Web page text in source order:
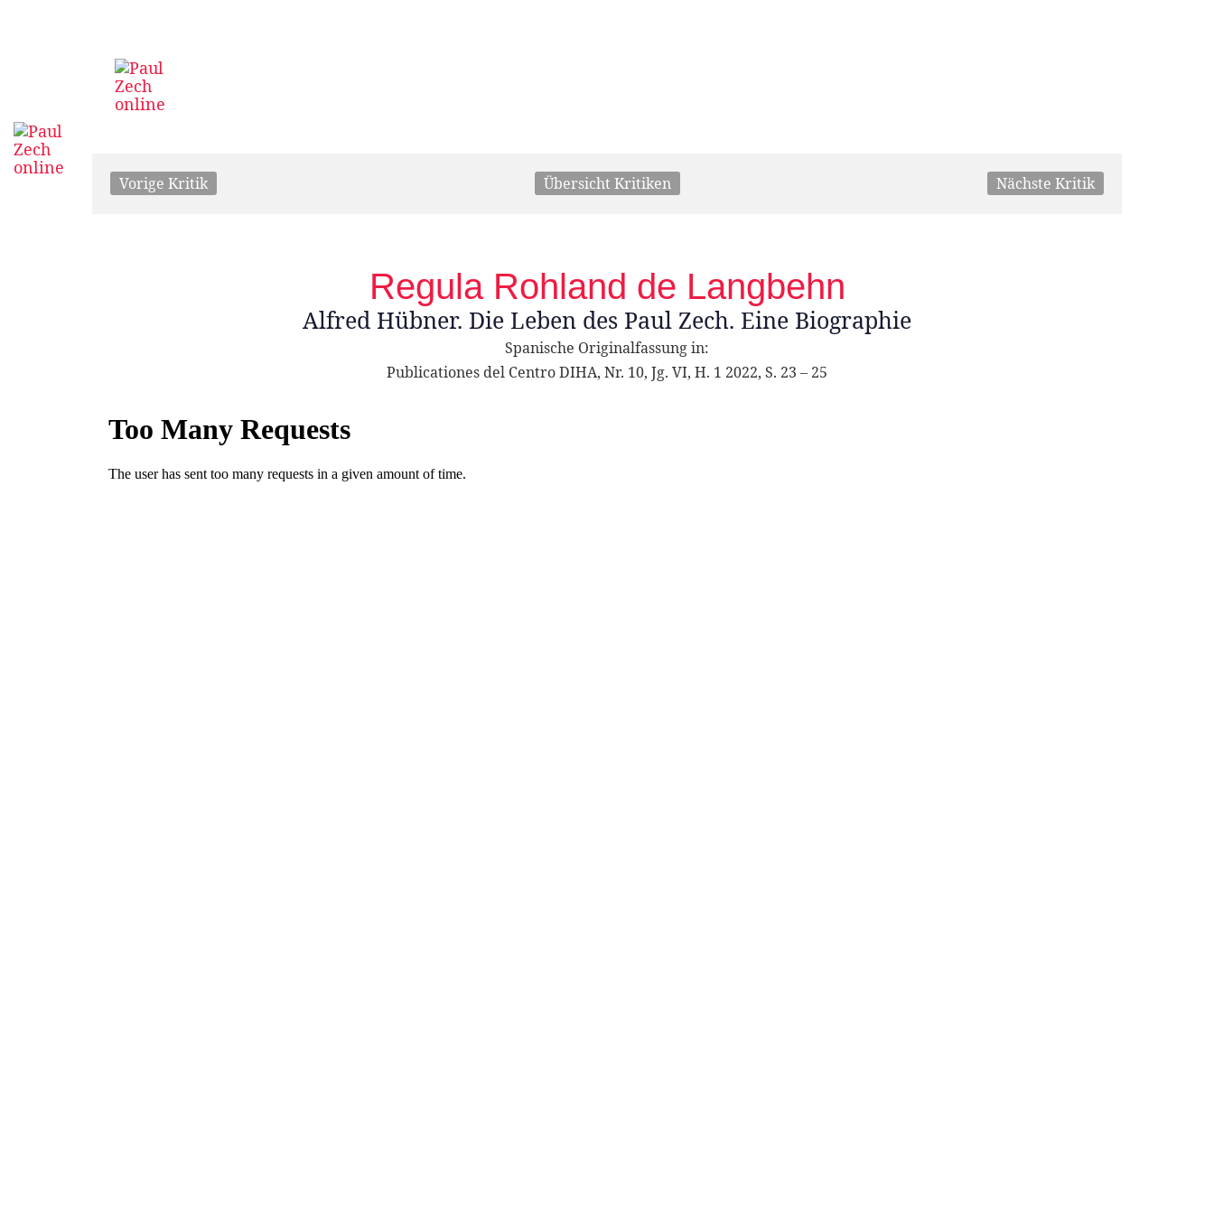
Vorige Kritik Übersicht Kritiken Nächste Kritik
Regula Rohland de Langbehn
Alfred Hübner. Die Leben des Paul Zech. Eine Biographie
Spanische Originalfassung in:
Publicationes del Centro DIHA, Nr. 10, Jg. VI, H. 1 2022, S. 23 – 25